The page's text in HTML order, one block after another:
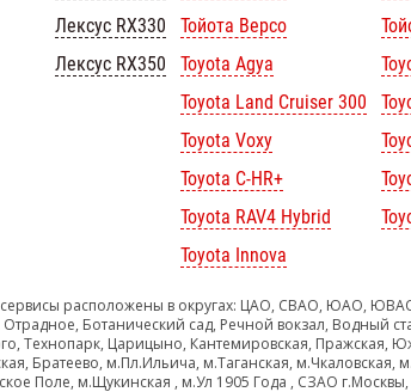
Лексус RX330
Лексус RX350
Тойота Версо
Toyota Agya
Toyota Land Cruiser 300
Toyota Voxy
Toyota C-HR+
Toyota RAV4 Hybrid
Toyota Innova
расположены в округах: ЦАО, СВАО, ЮАО,
Ботанический сад, Речной вокзал, Водный
Технопарк, Царицыно, Кантемировская, Пражская,
Братеево, м.Пл.Ильича, м.Таганская, м.Чкаловская,
Поле, м.Щукинская , м.Ул 1905 Года , СЗАО